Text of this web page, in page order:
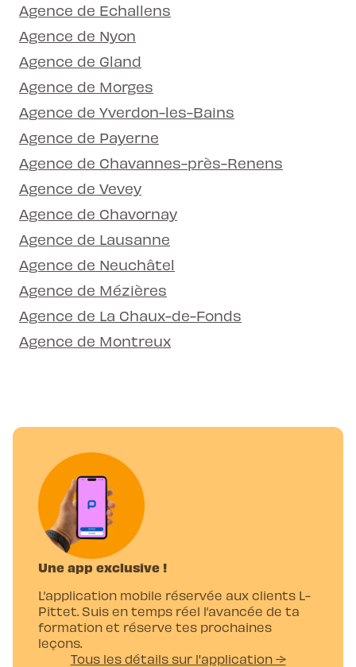
Agence de Echallens
Agence de Nyon
Agence de Gland
Agence de Morges
Agence de Yverdon-les-Bains
Agence de Payerne
Agence de Chavannes-près-Renens
Agence de Vevey
Agence de Chavornay
Agence de Lausanne
Agence de Neuchâtel
Agence de Mézières
Agence de La Chaux-de-Fonds
Agence de Montreux
Une app exclusive !
L’application mobile réservée aux clients L-
Pittet. Suis en temps réel l’avancée de ta
formation et réserve tes prochaines
leçons.
Tous les détails sur l'application →